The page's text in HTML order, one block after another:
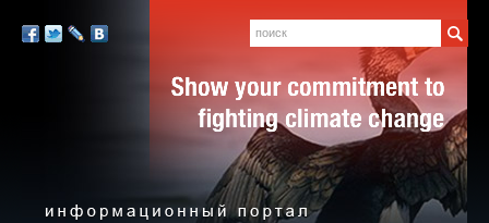
человек,
общество
Мы
Поиск